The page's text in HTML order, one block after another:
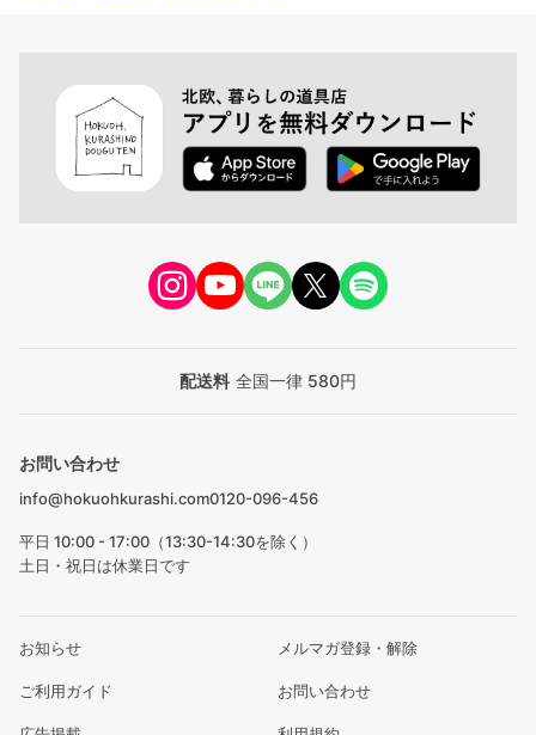
配送料 全国一律 580円
お問い合わせ
info@hokuohkurashi.com0120-096-456
平日 10:00 - 17:00（13:30-14:30を除く）
土日・祝日は休業日です
お知らせ メルマガ登録・解除
ご利用ガイド お問い合わせ